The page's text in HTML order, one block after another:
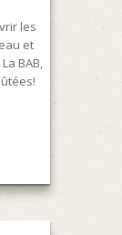
les
et
BAB,